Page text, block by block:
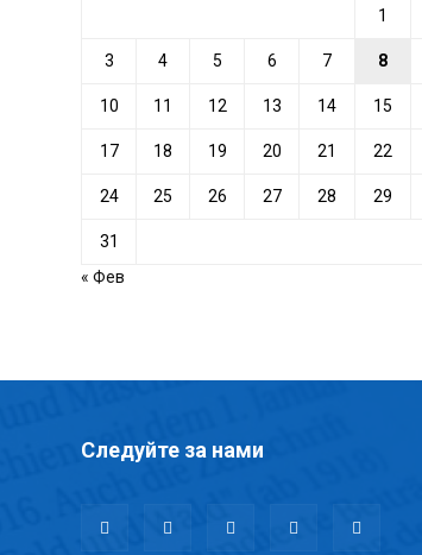
1
3 4 5 6 7 8
10 11 12 13 14 15
17 18 19 20 21 22
24 25 26 27 28 29
31
« Фев
Следуйте за нами